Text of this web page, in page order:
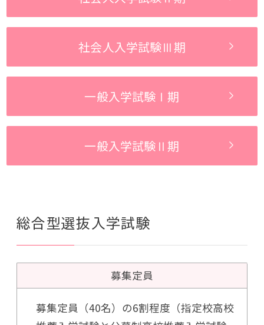
社会人入学試験Ⅲ期
一般入学試験 Ⅰ期
一般入学試験 Ⅱ期
総合型選抜入学試験
募集定員
募集定員（40名）の6割程度（指定校高校